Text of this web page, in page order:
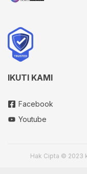
IKUTI KAMI
Facebook
Youtube
Hak Cipta © 2023